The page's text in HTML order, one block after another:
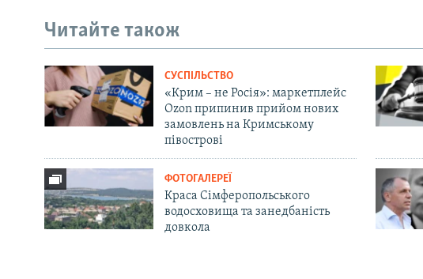
Читайте також
СУСПІЛЬСТВО
«Крим – не Росія»: маркетплейс
Ozon припинив прийом нових
замовлень на Кримському
півострові
ФОТОГАЛЕРЕЇ
Краса Сімферопольського
водосховища та занедбаність
довкола